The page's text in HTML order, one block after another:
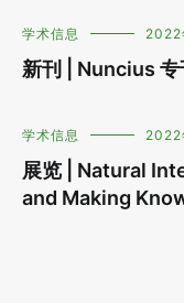
学术信息 2022
新刊 | Nuncius 专
学术信息 2022
展览 | Natural
and Making